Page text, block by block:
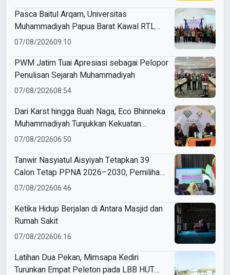
Pasca Baitul Arqam, Universitas
Muhammadiyah Papua Barat Kawal RTL
Peserta Selama Enam Bulan
07/08/202609:10
PWM Jatim Tuai Apresiasi sebagai Pelopor
Penulisan Sejarah Muhammadiyah
07/08/202608:54
Dari Karst hingga Buah Naga, Eco Bhinneka
Muhammadiyah Tunjukkan Kekuatan
Potensi Lokal di Muktamar Nasyiatul
07/08/202606:50
Tanwir Nasyiatul Aisyiyah Tetapkan 39
Calon Tetap PPNA 2026–2030, Pemilihan
Gunakan Sistem E-Voting
07/08/202606:46
Ketika Hidup Berjalan di Antara Masjid dan
Rumah Sakit
07/08/202606:16
Latihan Dua Pekan, Mimsapa Kediri
Turunkan Empat Peleton pada LBB HUT